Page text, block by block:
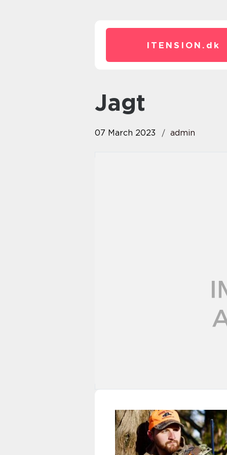
ITENSION. dk
Jagt
07 March 2023 admin